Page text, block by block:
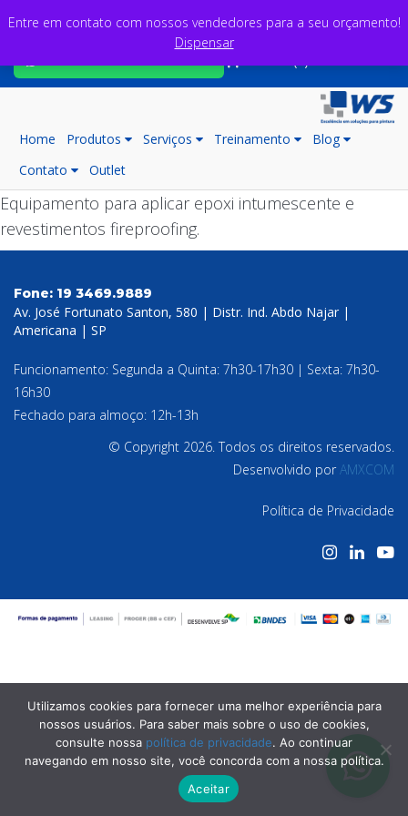
Home Produtos Serviços Treinamento
Blog
Contato
Outlet
Equipamento para aplicar epoxi intumescente e
revestimentos fireproofing.
Fone: 19 3469.9889
Av. José Fortunato Santon, 580 | Distr. Ind. Abdo Najar |
Americana | SP
Funcionamento: Segunda a Quinta: 7h30-17h30 | Sexta: 7h30-
16h30
Fechado para almoço: 12h-13h
© Copyright 2026. Todos os direitos reservados.
Desenvolvido porAMXCOM
Política de Privacidade
Entre em contato com nossos vendedores para a seu orçamento!
Dispensar
Utilizamos cookies para fornecer uma melhor experiência para
nossos usuários. Para saber mais sobre o uso de cookies,
consulte nossa política de privacidade. Ao continuar
navegando em nosso site, você concorda com a nossa política.
Aceitar